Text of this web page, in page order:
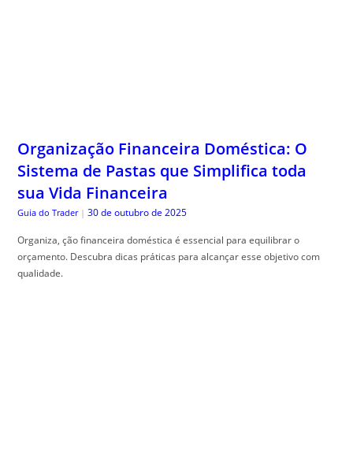
Organização Financeira Doméstica: O
Sistema de Pastas que Simplifica toda
sua Vida Financeira
Guia do Trader | 30 de outubro de 2025
Organiza, ção financeira doméstica é essencial para equilibrar o
orçamento. Descubra dicas práticas para alcançar esse objetivo com
qualidade.